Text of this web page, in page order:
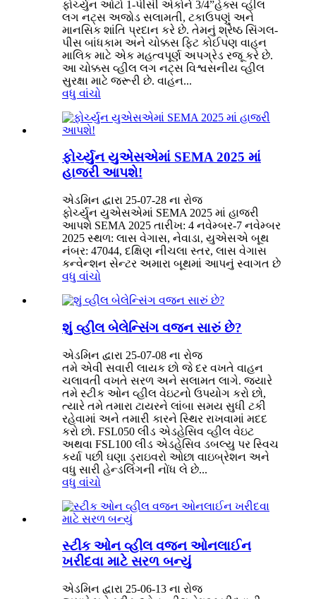
ફોર્ચ્યુન ઓટો 1-પીસી એકોર્ન 3/4”હેક્સ વ્હીલ
લગ નટ્સ અજોડ સલામતી, ટકાઉપણું અને
માનસિક શાંતિ પ્રદાન કરે છે. તેમનું શ્રેષ્ઠ સિંગલ-
પીસ બાંધકામ અને ચોક્કસ ફિટ કોઈપણ વાહન
માલિક માટે એક મહત્વપૂર્ણ અપગ્રેડ રજૂ કરે છે.
આ ચોક્કસ વ્હીલ લગ નટ્સ વિશ્વસનીય વ્હીલ
સુરક્ષા માટે જરૂરી છે. વાહન...
વધુ વાંચો
ફોર્ચ્યુન યુએસએમાં SEMA 2025 માં
હાજરી આપશે!
એડમિન દ્વારા 25-07-28 ના રોજ
ફોર્ચ્યુન યુએસએમાં SEMA 2025 માં હાજરી
આપશે SEMA 2025 તારીખ: 4 નવેમ્બર-7 નવેમ્બર
2025 સ્થળ: લાસ વેગાસ, નેવાડા, યુએસએ બૂથ
નંબર: 47044, દક્ષિણ નીચલા સ્તર, લાસ વેગાસ
કન્વેન્શન સેન્ટર અમારા બૂથમાં આપનું સ્વાગત છે
વધુ વાંચો
શું વ્હીલ બેલેન્સિંગ વજન સારું છે?
એડમિન દ્વારા 25-07-08 ના રોજ
તમે એવી સવારી લાયક છો જે દર વખતે વાહન
ચલાવતી વખતે સરળ અને સલામત લાગે. જ્યારે
તમે સ્ટીક ઓન વ્હીલ વેઇટનો ઉપયોગ કરો છો,
ત્યારે તમે તમારા ટાયરને લાંબા સમય સુધી ટકી
રહેવામાં અને તમારી કારને સ્થિર રાખવામાં મદદ
કરો છો. FSL050 લીડ એડહેસિવ વ્હીલ વેઇટ
અથવા FSL100 લીડ એડહેસિવ ડબલ્યુ પર સ્વિચ
કર્યા પછી ઘણા ડ્રાઇવરો ઓછા વાઇબ્રેશન અને
વધુ સારી હેન્ડલિંગની નોંધ લે છે...
વધુ વાંચો
સ્ટીક ઓન વ્હીલ વજન ઓનલાઈન
ખરીદવા માટે સરળ બન્યું
એડમિન દ્વારા 25-06-13 ના રોજ